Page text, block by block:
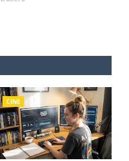
CINE